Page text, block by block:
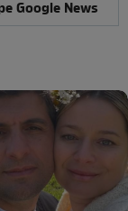
Google News